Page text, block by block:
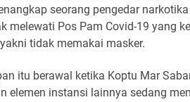
seorang pengedar
melewati Pos Pam Covid-19 yang
tidak memakai masker.
itu berawal ketika Koptu Mar
elemen instansi lainnya sedang